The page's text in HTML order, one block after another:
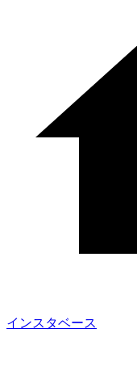
インスタベース